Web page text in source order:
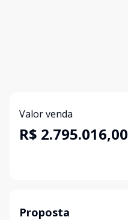
Valor venda
R$ 2.795.016,00
Proposta